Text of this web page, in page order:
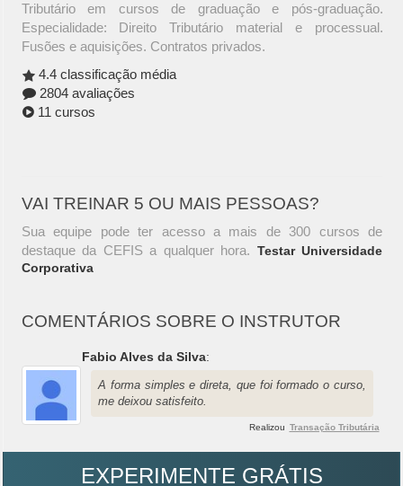
Tributário em cursos de graduação e pós-graduação.
Especialidade: Direito Tributário material e processual.
Fusões e aquisições. Contratos privados.
4.4 classificação média
2804 avaliações
11 cursos
VAI TREINAR 5 OU MAIS PESSOAS?
Sua equipe pode ter acesso a mais de 300 cursos de
destaque da CEFIS a qualquer hora. Testar Universidade
Corporativa
COMENTÁRIOS SOBRE O INSTRUTOR
Fabio Alves da Silva:
A forma simples e direta, que foi formado o curso,
me deixou satisfeito.
Realizou Transação Tributária
EXPERIMENTE GRÁTIS